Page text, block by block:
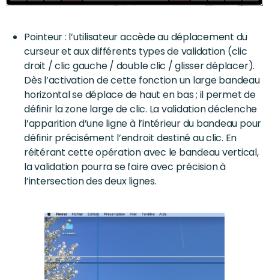
Pointeur : l’utilisateur accède au déplacement du
curseur et aux différents types de validation (clic
droit / clic gauche / double clic / glisser déplacer).
Dès l’activation de cette fonction un large bandeau
horizontal se déplace de haut en bas ; il permet de
définir la zone large de clic. La validation déclenche
l’apparition d’une ligne à l’intérieur du bandeau pour
définir précisément l’endroit destiné au clic. En
réitérant cette opération avec le bandeau vertical,
la validation pourra se faire avec précision à
l’intersection des deux lignes.